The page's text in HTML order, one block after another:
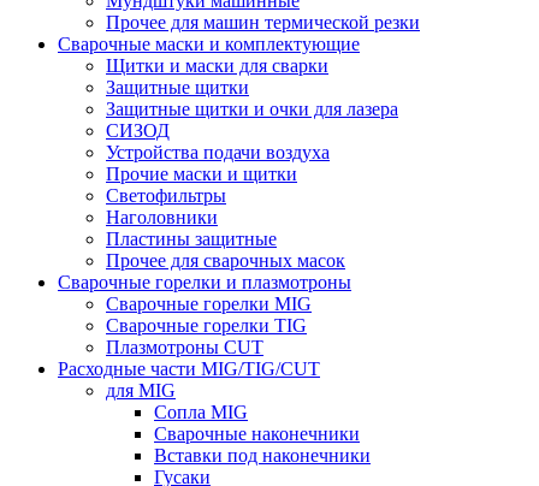
Прочее для машин термической резки
Сварочные маски и комплектующие
Щитки и маски для сварки
Защитные щитки
Защитные щитки и очки для лазера
СИЗОД
Устройства подачи воздуха
Прочие маски и щитки
Светофильтры
Наголовники
Пластины защитные
Прочее для сварочных масок
Сварочные горелки и плазмотроны
Сварочные горелки MIG
Сварочные горелки TIG
Плазмотроны CUT
Расходные части MIG/TIG/CUT
для MIG
Сопла MIG
Сварочные наконечники
Вставки под наконечники
Гусаки